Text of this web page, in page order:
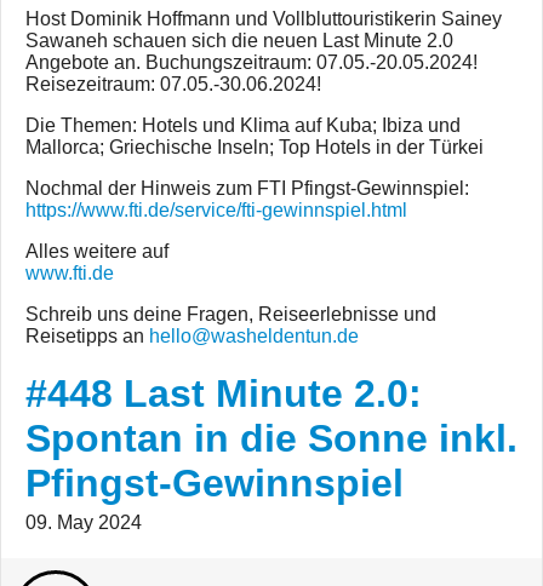
Host Dominik Hoffmann und Vollbluttouristikerin Sainey
Sawaneh schauen sich die neuen Last Minute 2.0
Angebote an. Buchungszeitraum: 07.05.-20.05.2024!
Reisezeitraum: 07.05.-30.06.2024!
Die Themen: Hotels und Klima auf Kuba; Ibiza und
Mallorca; Griechische Inseln; Top Hotels in der Türkei
Nochmal der Hinweis zum FTI Pfingst-Gewinnspiel:
https://www.fti.de/service/fti-gewinnspiel.html
Alles weitere auf
www.fti.de
Schreib uns deine Fragen, Reiseerlebnisse und
Reisetipps an hello@washeldentun.de
#448 Last Minute 2.0:
Spontan in die Sonne inkl.
Pfingst-Gewinnspiel
09. May 2024